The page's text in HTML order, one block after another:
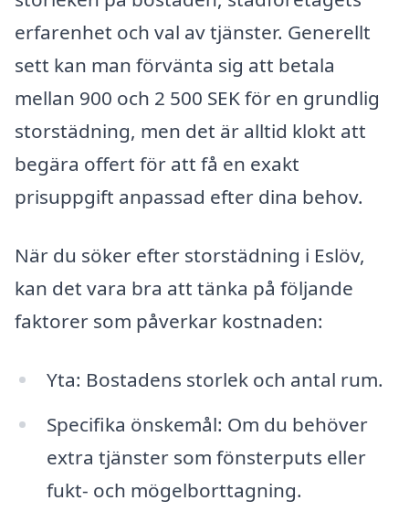
erfarenhet och val av tjänster. Generellt
sett kan man förvänta sig att betala
mellan 900 och 2 500 SEK för en grundlig
storstädning, men det är alltid klokt att
begära offert för att få en exakt
prisuppgift anpassad efter dina behov.
När du söker efter storstädning i Eslöv,
kan det vara bra att tänka på följande
faktorer som påverkar kostnaden:
Yta: Bostadens storlek och antal rum.
Specifika önskemål: Om du behöver
extra tjänster som fönsterputs eller
fukt- och mögelborttagning.